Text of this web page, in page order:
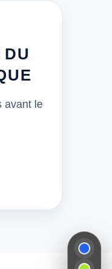
DU
avant le